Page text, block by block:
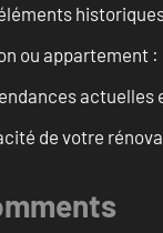
ou appartement
actuelles
de votre